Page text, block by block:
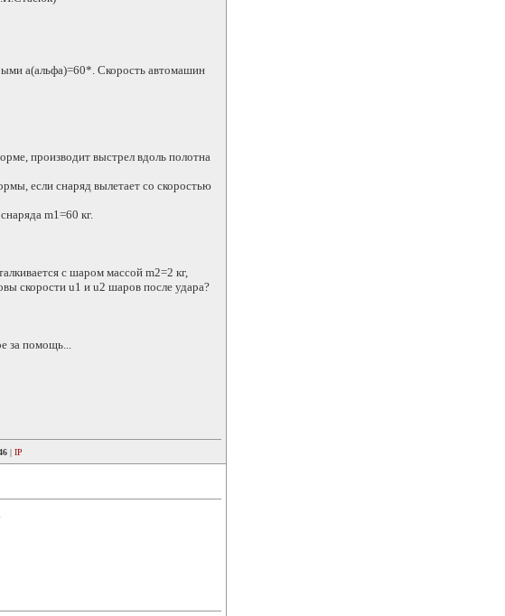
а(альфа)=60*. Скорость автомашин
производит выстрел вдоль полотна
если снаряд вылетает со скоростью
m1=60 кг.
с шаром массой m2=2 кг,
скорости u1 и u2 шаров после удара?
за помощь...
| IP